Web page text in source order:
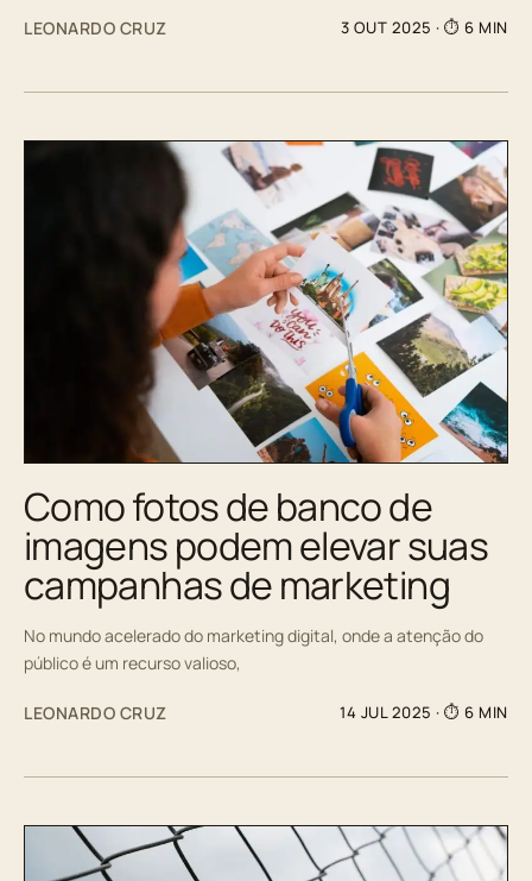
LEONARDO CRUZ 3 OUT 2025 · ⏱ 6 MIN
Como fotos de banco de
imagens podem elevar suas
campanhas de marketing
No mundo acelerado do marketing digital, onde a atenção do
público é um recurso valioso,
LEONARDO CRUZ 14 JUL 2025 · ⏱ 6 MIN